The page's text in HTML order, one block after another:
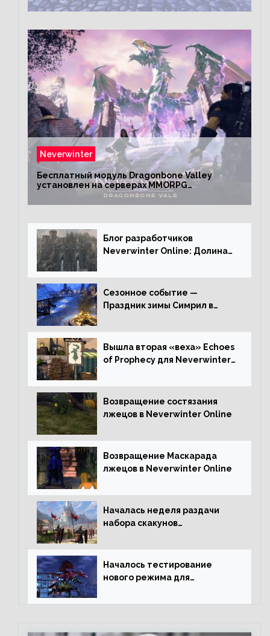
Neverwinter
Бесплатный модуль Dragonbone Valley
установлен на серверах MMORPG
Блог разработчиков
Neverwinter Online: Долина
Сезонное событие —
Праздник зимы Симрил в
Вышла вторая «веха» Echoes
of Prophecy для Neverwinter
Возвращение состязания
лжецов в Neverwinter Online
Возвращение Маскарада
лжецов в Neverwinter Online
Началась неделя раздачи
набора скакунов
Началось тестирование
нового режима для
online